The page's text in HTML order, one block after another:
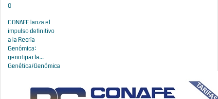
0
CONAFE lanza el
impulso definitivo
a la Recría
Genómica:
genotipar la...
Genética/Genómica